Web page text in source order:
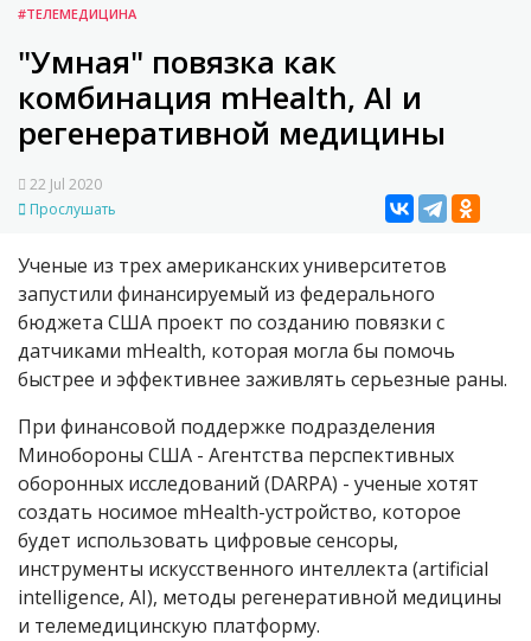
#ТЕЛЕМЕДИЦИНА
"Умная" повязка как
комбинация mHealth, AI и
регенеративной медицины
22 Jul 2020
Прослушать
Ученые из трех американских университетов
запустили финансируемый из федерального
бюджета США проект по созданию повязки с
датчиками mHealth, которая могла бы помочь
быстрее и эффективнее заживлять серьезные раны.
При финансовой поддержке подразделения
Минобороны США - Агентства перспективных
оборонных исследований (DARPA) - ученые хотят
создать носимое mHealth-устройство, которое
будет использовать цифровые сенсоры,
инструменты искусственного интеллекта (artificial
intelligence, AI), методы регенеративной медицины
и телемедицинскую платформу.